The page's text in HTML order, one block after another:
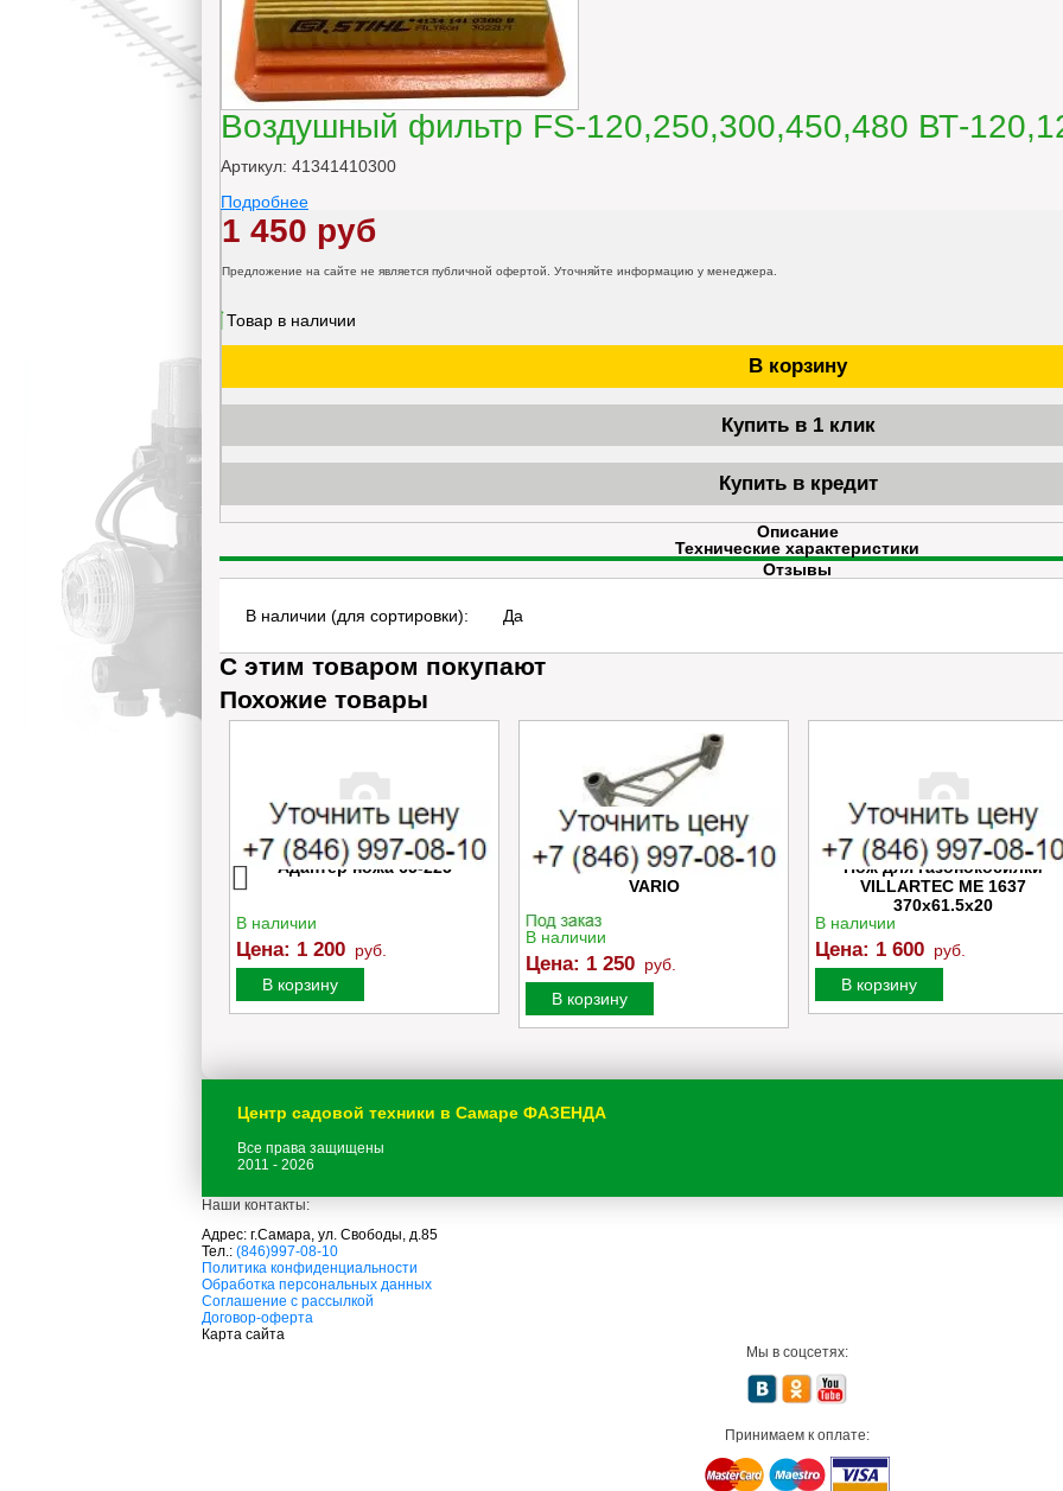
Воздушный фильтр FS-120,250,300,450,480 ВТ-
Артикул: 41341410300
Подробнее
1 450 руб
Предложение на сайте не является публичной офертой. Уточняйте информацию у менеджера.
Товар в наличии
В корзину
Купить в 1 клик
Купить в кредит
Описание
Технические характеристики
Отзывы
В наличии (для сортировки): Да
С этим товаром покупают
Похожие товары
Адаптер ножа 65-225
В наличии
Цена: 1 200 руб.
В корзину
Успокоитель цепи Caiman
VARIO
В наличии
Цена: 1 250 руб.
В корзину
Нож для газонокосилки
VILLARTEC ME 1637
370x61.5x20
В наличии
Цена: 1 600 руб.
В корзину
Центр садовой техники в Самаре ФАЗЕНДА
Все права защищены
2011 - 2026
Наши контакты:
Адрес: г.Самара, ул. Свободы, д.85
Тел.: (846)997-08-10
с
а
д
о
в
Политика конфиденциальности
Обработка персональных данных
Соглашение с рассылкой
Договор-оферта
Карта сайта
Мы в соцсетях:
Принимаем к оплате: